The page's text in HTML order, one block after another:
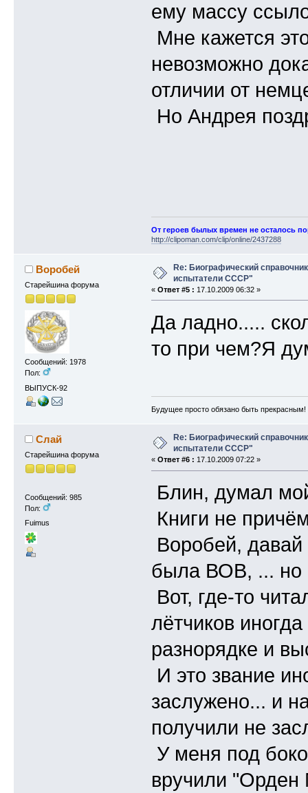
ему массу
Мне кажется
невозможно
отличии от
Но Андрея
От героев былых времен не осталось
http://clipoman.com/clip/online/2437288
Воробей
Старейшина форума
Сообщений: 1978
Пол:
ВЫПУСК-92
Re: Биографический
испытатели СССР"
« Ответ #5 : 17.10.2009 06:32 »
Да ладно.....
то при чем?Я
Будущее просто обязано быть прекрасным!
Слай
Старейшина форума
Сообщений: 985
Пол:
Fuimus
Re: Биографический
испытатели СССР"
« Ответ #6 : 17.10.2009 07:22 »
Блин, думал
Книги не
Воробей,
была ВОВ, ... но
Вот, где-то
лётчиков
разнорядке и
И это звание
заслужено... и
получили не
У меня под
вручили "Орден